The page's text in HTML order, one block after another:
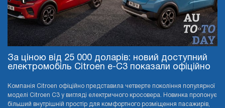
За ціною від 25 000 доларів: новий доступний
електромобіль Citroen e-C3 показали офіційно
Компанія Citroen офіційно представила четверте покоління популярної
моделі Citroen C3 у вигляді електричного кросовера. Новинка пропонує
більший внутрішній простір для комфортного розміщення пасажирів,